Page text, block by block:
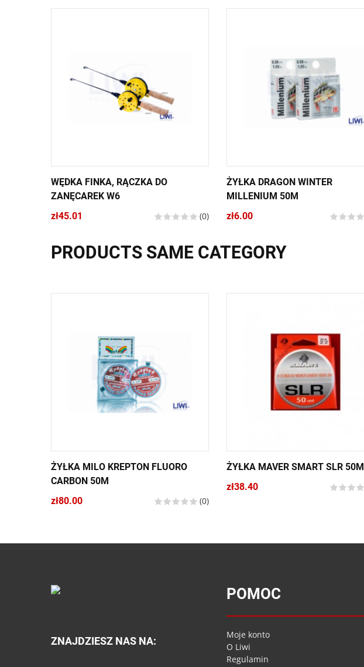
WĘDKA FINKA, RĄCZKA DO
ZANĘCAREK W6
zł45.01
(0)
ŻYŁKA DRAGON WINTER
MILLENIUM 50M
zł6.00
PRODUCTS SAME CATEGORY
ŻYŁKA MILO KREPTON FLUORO
CARBON 50M
zł80.00
(0)
ŻYŁKA MAVER SMART SLR 50M
zł38.40
ZNAJDZIESZ NAS NA:
POMOC
Moje konto
O Liwi
Regulamin